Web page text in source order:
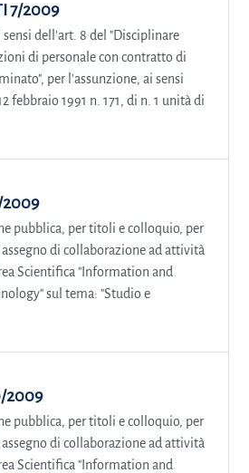
7/2009
dell'art. 8 del "Disciplinare
di personale con contratto di
per l'assunzione, ai sensi
febbraio 1991 n. 171, di n. 1 unità di
2009
pubblica, per titoli e colloquio, per
di collaborazione ad attività
Scientifica "Information and
sul tema: "Studio e
2009
pubblica, per titoli e colloquio, per
di collaborazione ad attività
Scientifica "Information and